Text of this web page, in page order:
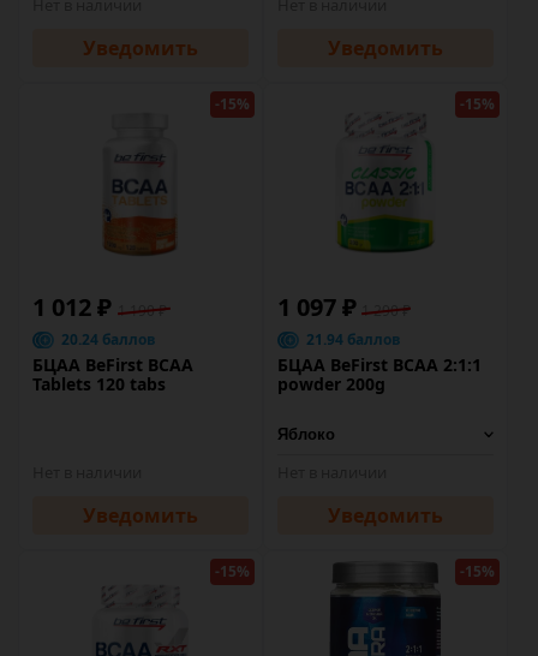
Уведомить Уведомить
-15%
1 012 ₽ 1 190 ₽
20.24 баллов
БЦАА BeFirst BCAA
Tablets 120 tabs
Уведомить
-15%
1 097 ₽ 1 290 ₽
21.94 баллов
БЦАА BeFirst BCAA 2:1:1
powder 200g
Уведомить
-15% -15%